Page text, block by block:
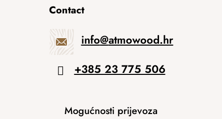
Contact
info@atmowood.hr
+385 23 775 506
Mogućnosti prijevoza